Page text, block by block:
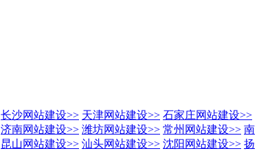
长沙网站建设>> 天津网站建设>> 石家庄网站建设>>
济南网站建设>> 潍坊网站建设>> 常州网站建设>> 南
昆山网站建设>> 汕头网站建设>> 沈阳网站建设>> 扬